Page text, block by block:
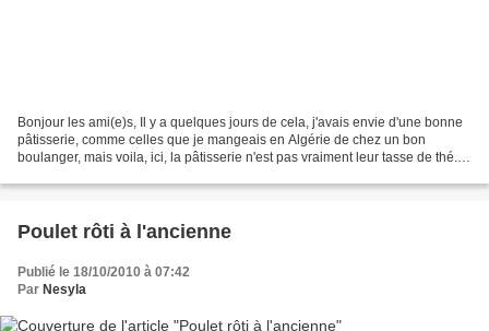
Bonjour les ami(e)s, Il y a quelques jours de cela, j'avais envie d'une bonne
pâtisserie, comme celles que je mangeais en Algérie de chez un bon
boulanger, mais voila, ici, la pâtisserie n'est pas vraiment leur tasse de thé...
Poulet rôti à l'ancienne
Publié le 18/10/2010 à 07:42
Par Nesyla